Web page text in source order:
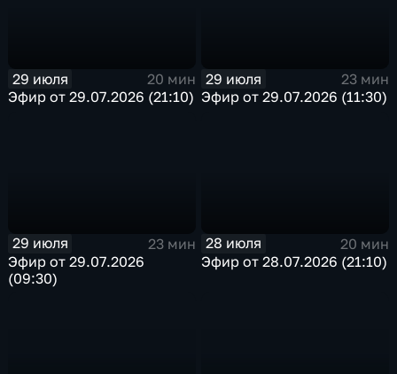
29 июля
20 мин
Эфир от 29.07.2026 (21:10)
29 июля
23 мин
Эфир от 29.07.2026 (11:30)
29 июля
23 мин
Эфир от 29.07.2026
(09:30)
28 июля
20 мин
Эфир от 28.07.2026 (21:10)